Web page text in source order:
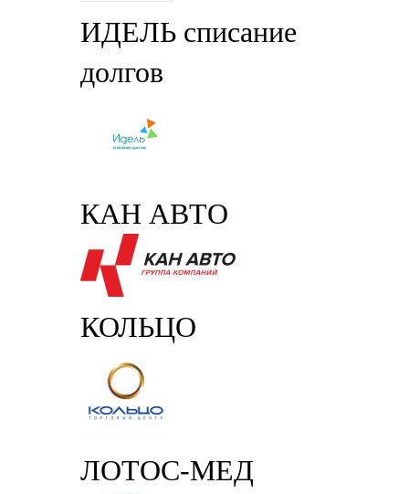
ИДЕЛЬ списание
долгов
КАН АВТО
КОЛЬЦО
ЛОТОС-МЕД